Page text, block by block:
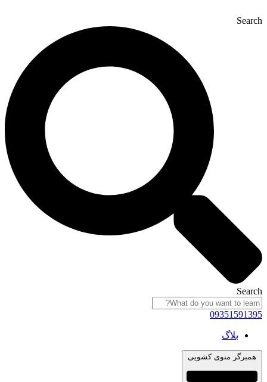
Search
Search
09351591395
بلاگ
همبرگر منوی کشویی